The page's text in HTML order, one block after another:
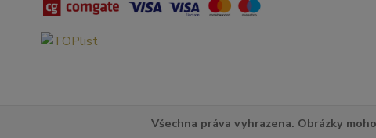
Všechna práva vyhrazena. Obrázky